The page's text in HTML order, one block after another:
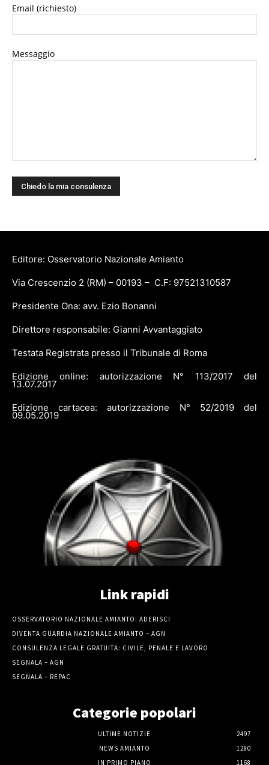
Email (richiesto)
Messaggio
Editore: Osservatorio Nazionale Amianto
Via Crescenzio 2 (RM) – 00193 – C.F: 97521310587
Presidente Ona: avv. Ezio Bonanni
Direttore responsabile: Gianni Avvantaggiato
Testata Registrata presso il Tribunale di Roma
Edizione online: autorizzazione N° 113/2017 del
13.07.2017
Edizione cartacea: autorizzazione N° 52/2019 del
09.05.2019
Link rapidi
OSSERVATORIO NAZIONALE AMIANTO: ADERISCI
DIVENTA GUARDIA NAZIONALE AMIANTO – AGN
CONSULENZA LEGALE GRATUITA: CIVILE, PENALE E LAVORO
SEGNALA – AGN
SEGNALA – REPAC
Categorie popolari
ULTIME NOTIZIE
2497
NEWS AMIANTO
1280
IN PRIMO PIANO
1168